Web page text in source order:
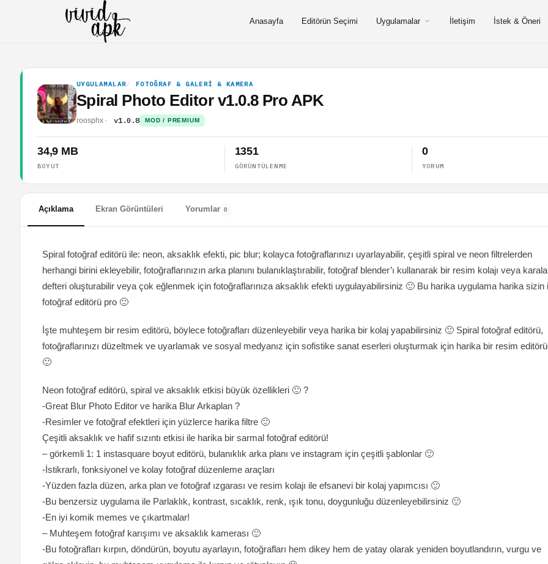
Anasayfa Editörün Seçimi Uygulamalar İletişim İstek & Öneri
UYGULAMALAR FOTOĞRAF & GALERI & KAMERA
Spiral Photo Editor v1.0.8 Pro APK
roosphx v1.0.8 MOD / PREMIUM
34,9 MB
BOYUT
1351
GÖRÜNTÜLENME
0
YORUM
Açıklama Ekran Görüntüleri Yorumlar 0
Spiral fotoğraf editörü ile: neon, aksaklık efekti, pic blur; kolayca fotoğraflarınızı uyarlayabilir, çeşitli spiral ve neon filtrelerden
herhangi birini ekleyebilir, fotoğraflarınızın arka planını bulanıklaştırabilir, fotoğraf blender’ı kullanarak bir resim kolajı veya
defteri oluşturabilir veya çok eğlenmek için fotoğraflarınıza aksaklık efekti uygulayabilirsiniz 🙂 Bu harika uygulama harika sizin
fotoğraf editörü pro 🙂
İşte muhteşem bir resim editörü, böylece fotoğrafları düzenleyebilir veya harika bir kolaj yapabilirsiniz 🙂 Spiral fotoğraf editörü,
fotoğraflarınızı düzeltmek ve uyarlamak ve sosyal medyanız için sofistike sanat eserleri oluşturmak için harika bir resim
🙂
Neon fotoğraf editörü, spiral ve aksaklık etkisi büyük özellikleri 🙂 ?
-Great Blur Photo Editor ve harika Blur Arkaplan ?
-Resimler ve fotoğraf efektleri için yüzlerce harika filtre 🙂
Çeşitli aksaklık ve hafif sızıntı etkisi ile harika bir sarmal fotoğraf editörü!
– görkemli 1: 1 instasquare boyut editörü, bulanıklık arka planı ve instagram için çeşitli şablonlar 🙂
-İstikrarlı, fonksiyonel ve kolay fotoğraf düzenleme araçları
-Yüzden fazla düzen, arka plan ve fotoğraf ızgarası ve resim kolajı ile efsanevi bir kolaj yapımcısı 🙂
-Bu benzersiz uygulama ile Parlaklık, kontrast, sıcaklık, renk, ışık tonu, doygunluğu düzenleyebilirsiniz 🙂
-En iyi komik memes ve çıkartmalar!
– Muhteşem fotoğraf karışımı ve aksaklık kamerası 🙂
-Bu fotoğrafları kırpın, döndürün, boyutu ayarlayın, fotoğrafları hem dikey hem de yatay olarak yeniden boyutlandırın, vurgu ve